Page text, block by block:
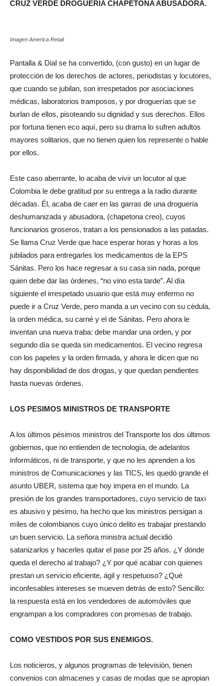
CRUZ VERDE DROGUERIA CHAPETONA ABUSADORA.
Imagen America Retail
Pantalla & Dial se ha convertido, (con gusto) en un lugar de
protección de los derechos de actores, periodistas y locutores,
que cuando se jubilan, son irrespetados por asociaciones
médicas, laboratorios tramposos, y por droguerías que se
burlan de ellos, pisoteando su dignidad y sus derechos. Ellos
por fortuna tienen eco aquí, pero su drama lo sufren adultos
mayores solitarios, que no tienen quien los represente o hable
por ellos.
Este caso aberrante, lo acaba de vivir un locutor al que
Colombia le debe gratitud por su entrega a la radio durante
décadas. Él, acaba de caer en las garras de una droguería
deshumanizada y abusadora, (chapetona creo), cuyos
funcionarios groseros, tratan a los pensionados a las patadas.
Se llama Cruz Verde que hace esperar horas y horas a los
jubilados para entregarles los medicamentos de la EPS
Sánitas. Pero los hace regresar a su casa sin nada, porque
quien debe dar las órdenes, “no vino esta tarde”. Al día
siguiente el irrespetado usuario que está muy enfermo no
puede ir a Cruz Verde, pero manda a un vecino con su cédula,
la orden médica, su carné y el de Sánitas. Pero ahora le
inventan una nueva traba: debe mandar una orden, y por
segundo día se queda sin medicamentos. El vecino regresa
con los papeles y la orden firmada, y ahora le dicen que no
hay disponibilidad de dos drogas, y que quedan pendientes
hasta nuevas órdenes.
LOS PESIMOS MINISTROS DE TRANSPORTE
A los últimos pésimos ministros del Transporte los dos últimos
gobiernos, que no entienden de tecnología, de adelantos
informáticos, ni de transporte, y que no les aprenden a los
ministros de Comunicaciones y las TICS, les quedó grande el
asunto UBER, sistema que hoy impera en el mundo. La
presión de los grandes transportadores, cuyo servicio de taxi
es abusivo y pésimo, ha hecho que los ministros persigan a
miles de colombianos cuyo único delito es trabajar prestando
un buen servicio. La señora ministra actual decidió
satanizarlos y hacerles quitar el pase por 25 años. ¿Y dónde
queda el derecho al trabajo? ¿Y por qué acabar con quienes
prestan un servicio eficiente, ágil y respetuoso? ¿Qué
inconfesables intereses se mueven detrás de esto? Sencillo:
la respuesta está en los vendedores de automóviles que
engrampan a los compradores con promesas de trabajo.
COMO VESTIDOS POR SUS ENEMIGOS.
Los noticieros, y algunos programas de televisión, tienen
convenios con almacenes y casas de modas que se apropian